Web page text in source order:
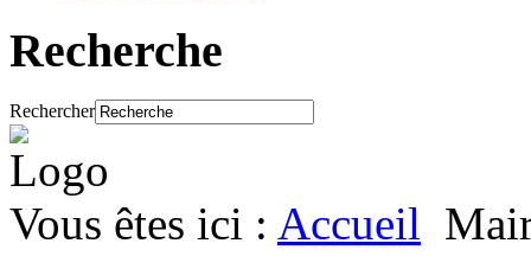
Recherche
Rechercher
Vous êtes ici : Accueil